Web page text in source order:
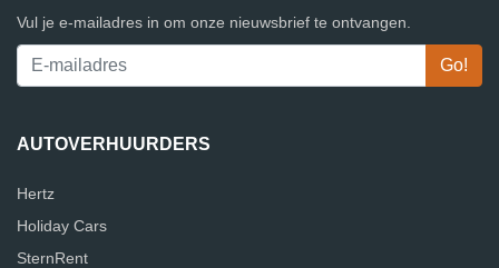
Vul je e-mailadres in om onze nieuwsbrief te ontvangen.
AUTOVERHUURDERS
Hertz
Holiday Cars
SternRent